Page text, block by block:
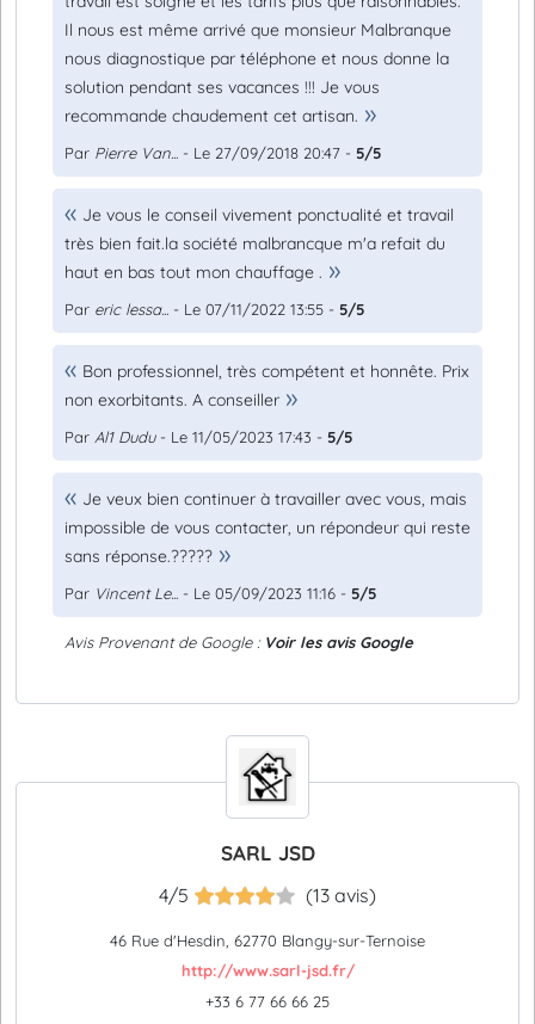
Il nous est même arrivé que monsieur Malbranque
nous diagnostique par téléphone et nous donne la
solution pendant ses vacances !!! Je vous
recommande chaudement cet artisan.
Par Pierre Van... - Le 27/09/2018 20:47 - 5/5
Je vous le conseil vivement ponctualité et travail
très bien fait.la société malbrancque m'a refait du
haut en bas tout mon chauffage .
Par eric lessa... - Le 07/11/2022 13:55 - 5/5
Bon professionnel, très compétent et honnête. Prix
non exorbitants. A conseiller
Par Al1 Dudu- Le 11/05/2023 17:43 - 5/5
Je veux bien continuer à travailler avec vous, mais
impossible de vous contacter, un répondeur qui reste
sans réponse.?????
Par Vincent Le... - Le 05/09/2023 11:16 - 5/5
Avis Provenant de Google : Voir les avis Google
SARL JSD
4/5 (13 avis)
46 Rue d'Hesdin, 62770 Blangy-sur-Ternoise
http://www.sarl-jsd.fr/
+33 6 77 66 66 25